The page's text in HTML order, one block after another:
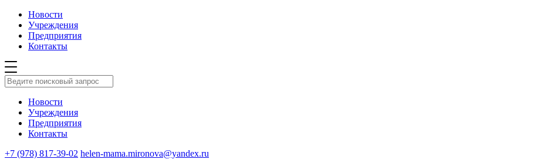
Новости
Учреждения
Предприятия
Контакты
Новости
Учреждения
Предприятия
Контакты
+7 (978) 817-39-02 helen-mama.mironova@yandex.ru